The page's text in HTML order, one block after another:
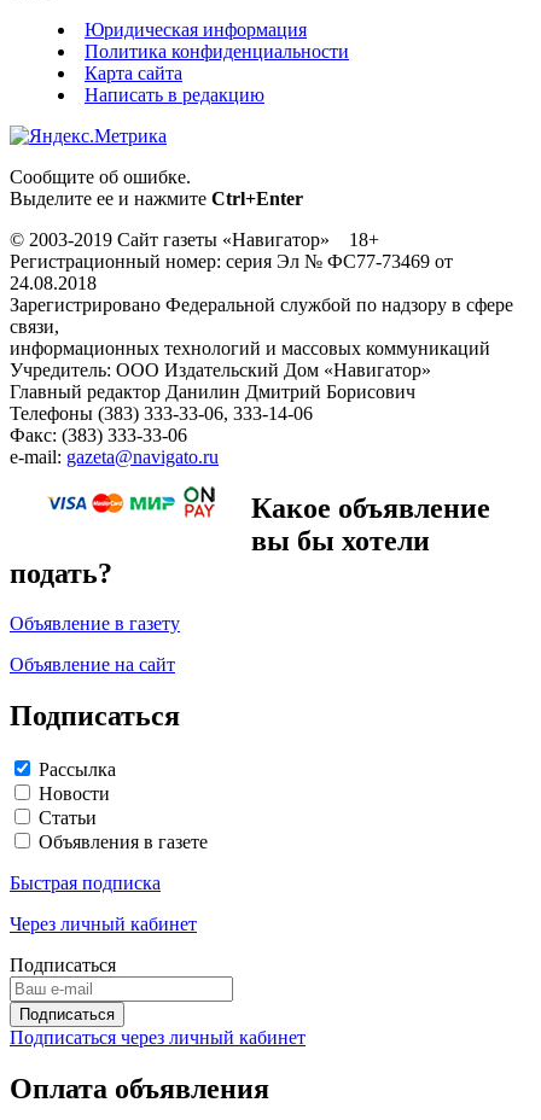
Юридическая информация
Политика конфиденциальности
Карта сайта
Написать в редакцию
Сообщите об ошибке.
Выделите ее и нажмите Ctrl+Enter
© 2003-2019 Сайт газеты «Навигатор» 18+
Регистрационный номер: серия Эл № ФС77-73469 от
24.08.2018
Зарегистрировано Федеральной службой по надзору в сфере
связи,
информационных технологий и массовых коммуникаций
Учредитель: ООО Издательский Дом «Навигатор»
Главный редактор Данилин Дмитрий Борисович
Телефоны (383) 333-33-06, 333-14-06
Факс: (383) 333-33-06
e-mail: gazeta@navigato.ru
Какое объявление
вы бы хотели
подать?
Объявление в газету
Объявление на сайт
Подписаться
Рассылка
Новости
Статьи
Объявления в газете
Быстрая подписка
Через личный кабинет
Подписаться
Подписаться через личный кабинет
Оплата объявления